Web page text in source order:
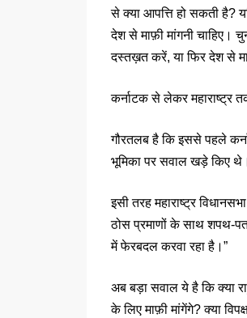
से क्या आपत्ति हो सकती है?
देश से माफ़ी मांगनी चाहिए।
दस्तख़त करें, या फिर देश से
कर्नाटक से लेकर महाराष्ट्र
गौरतलब है कि इससे पहले
भूमिका पर सवाल खड़े किए
इसी तरह महाराष्ट्र
ठोस प्रमाणों के साथ शपथ-
में फेरबदल करवा रहा है।”
अब बड़ा सवाल ये है कि क्या
के लिए माफ़ी मांगेंगे? क्या